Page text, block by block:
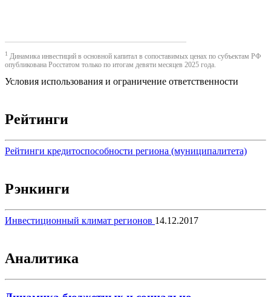
1 Динамика инвестиций в основной капитал в сопоставимых ценах по субъектам РФ
опубликована Росстатом только по итогам девяти месяцев 2025 года.
Условия использования и ограничение ответственности
Рейтинги
Рейтинги кредитоспособности региона (муниципалитета)
Рэнкинги
Инвестиционный климат регионов 14.12.2017
Аналитика